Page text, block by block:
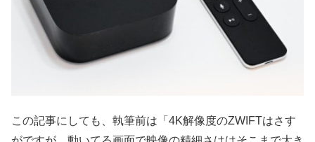
この記事にしても、執筆前は「4K解像度のZWIFTはさす